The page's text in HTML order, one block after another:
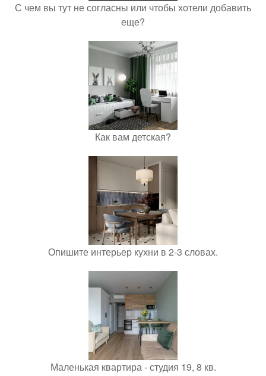
С чем вы тут не согласны или чтобы хотели добавить
еще?
Как вам детская?
Опишите интерьер кухни в 2-3 словах.
Маленькая квартира - студия 19, 8 кв.